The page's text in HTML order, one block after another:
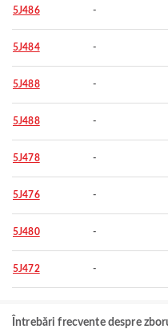
5J486 -
5J484 -
5J488 -
5J488 -
5J478 -
5J476 -
5J480 -
5J472 -
Întrebări frecvente despre